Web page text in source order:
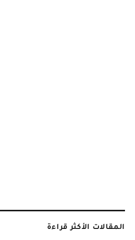
المقالات الأكثر قراءة